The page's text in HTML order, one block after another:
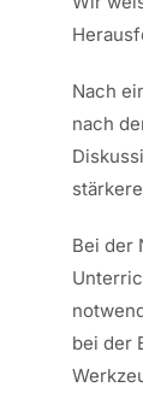
Nach
nach
Bei der
bei der